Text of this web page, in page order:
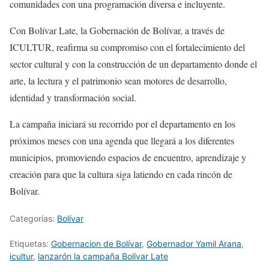
comunidades con una programación diversa e incluyente.
Con Bolívar Late, la Gobernación de Bolívar, a través de
ICULTUR, reafirma su compromiso con el fortalecimiento del
sector cultural y con la construcción de un departamento donde el
arte, la lectura y el patrimonio sean motores de desarrollo,
identidad y transformación social.
La campaña iniciará su recorrido por el departamento en los
próximos meses con una agenda que llegará a los diferentes
municipios, promoviendo espacios de encuentro, aprendizaje y
creación para que la cultura siga latiendo en cada rincón de
Bolívar.
Categorías: Bolívar
Etiquetas: Gobernacion de Bolívar, Gobernador Yamil Arana,
icultur, lanzarón la campaña Bolívar Late